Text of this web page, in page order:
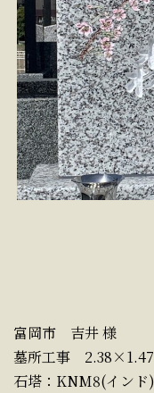
富岡市 吉井 様
墓所工事
石塔：KNM8(インド